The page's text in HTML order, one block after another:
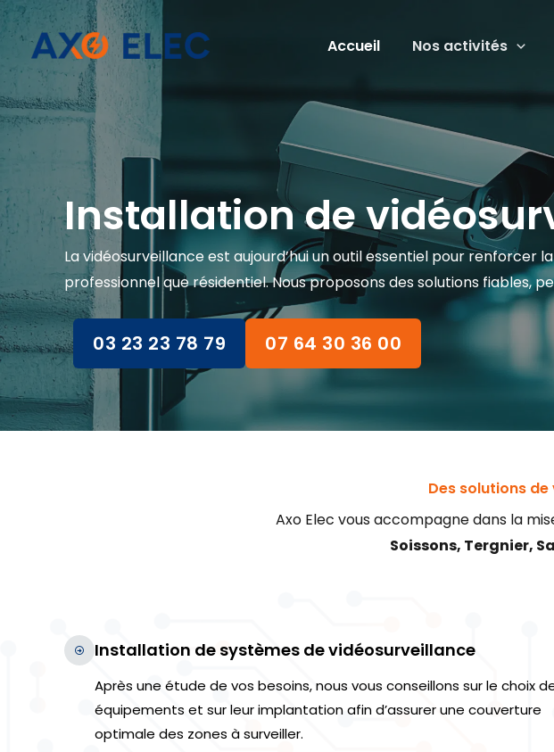
Aller
au
contenu
Accueil Nos activités
Installation de
La vidéosurveillance est aujourd’hui un outil essentiel pour renforcer
professionnel que résidentiel. Nous proposons des solutions
03 23 23 78 79 07 64 30 36 00
Des solutions
Axo Elec vous accompagne dans la
Soissons, Tergnier,
Installation de systèmes de vidéosurveillance
Après une étude de vos besoins, nous vous conseillons sur le choix
équipements et sur leur implantation afin d’assurer une couverture
optimale des zones à surveiller.